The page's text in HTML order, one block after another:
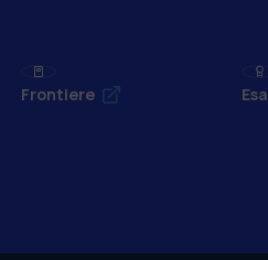
Frontiere